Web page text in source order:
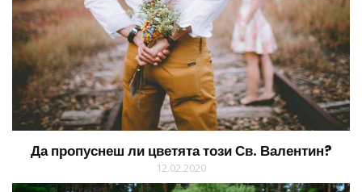
Да пропуснеш ли цветята този Св. Валентин?
12.02.2020